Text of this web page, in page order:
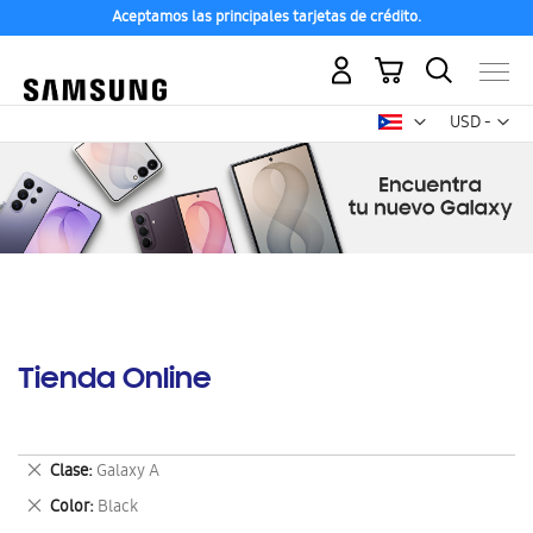
Aceptamos las principales tarjetas de crédito.
USD -
dólar
Mi carrito
Tienda Online
Clase Galaxy A
Eliminar
este
artículo
Color Black
Eliminar